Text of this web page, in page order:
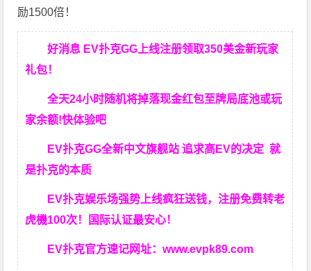
励1500倍！
好消息 EV扑克GG上线注册领取350美金新玩家
礼包！
全天24小时随机将掉落现金红包至牌局底池或玩
家余额!快体验吧
EV扑克GG全新中文旗舰站 追求高EV的决定就
是扑克的本质
EV扑克娱乐场强势上线疯狂送钱，注册免费转老
虎機100次！国际认证最安心！
EV扑克官方速记网址：www.evpk89.com